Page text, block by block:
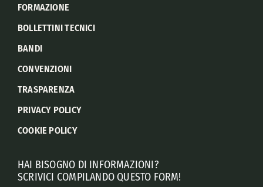
FORMAZIONE
BOLLETTINI TECNICI
BANDI
CONVENZIONI
TRASPARENZA
PRIVACY POLICY
COOKIE POLICY
HAI BISOGNO DI INFORMAZIONI?
SCRIVICI COMPILANDO QUESTO FORM!